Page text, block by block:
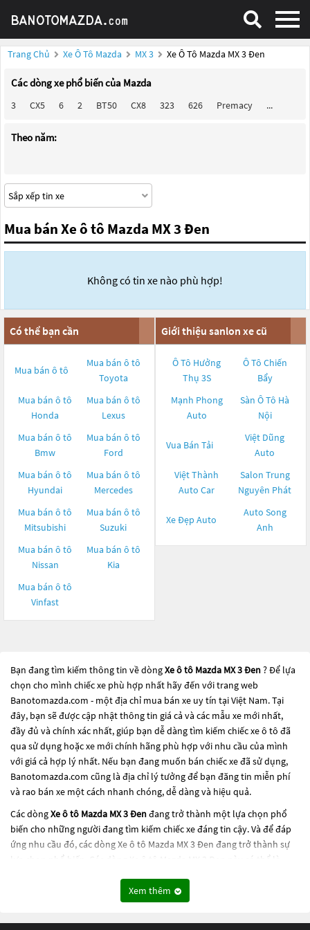
Trang Chủ Xe Ô Tô Mazda MX 3 Xe Ô Tô Mazda MX 3 Đen
Các dòng xe phổ biến của Mazda
3 CX5 6 2 BT50 CX8 323 626 Premacy ...
Theo năm:
Mua bán Xe ô tô Mazda MX 3 Đen
Không có tin xe nào phù hợp!
Có thể bạn cần
Mua bán ô tô
Mua bán ô tô
Toyota
Mua bán ô tô
Honda
Mua bán ô tô
Lexus
Mua bán ô tô
Bmw
Mua bán ô tô
Ford
Mua bán ô tô
Hyundai
Mua bán ô tô
Mercedes
Mua bán ô tô
Mitsubishi
Mua bán ô tô
Suzuki
Mua bán ô tô
Nissan
Mua bán ô tô
Kia
Mua bán ô tô
Vinfast
Giới thiệu sanlon xe cũ
Ô Tô Hưởng
Thụ 3S
Ô Tô Chiến
Bẩy
Mạnh Phong
Auto
Sàn Ô Tô Hà
Nội
Vua Bán Tải
Việt Dũng
Auto
Việt Thành
Auto Car
Salon Trung
Nguyên Phát
Xe Đẹp Auto
Auto Song
Anh
Bạn đang tìm kiếm thông tin về dòngXe ô tô Mazda MX 3 Đen? Để lựa
chọn cho mình chiếc xe phù hợp nhất hãy đến với trang web
Banotomazda.com - một địa chỉ mua bán xe uy tín tại Việt Nam. Tại
đây, bạn sẽ được cập nhật thông tin giá cả và các mẫu xe mới nhất,
đầy đủ và chính xác nhất, giúp bạn dễ dàng tìm kiếm chiếc xe ô tô đã
qua sử dụng hoặc xe mới chính hãng phù hợp với nhu cầu của mình
với giá cả hợp lý nhất. Nếu bạn đang muốn bán chiếc xe đã sử dụng,
Banotomazda.com cũng là địa chỉ lý tưởng để bạn đăng tin miễn phí
và rao bán xe một cách nhanh chóng, dễ dàng và hiệu quả.
Các dòngXe ô tô Mazda MX 3 Đenđang trở thành một lựa chọn phổ
biến cho những người đang tìm kiếm chiếc xe đáng tin cậy. Và để đáp
ứng nhu cầu đó, các dòngXe ô tô Mazda MX 3 Đen đang trở thành sự
lựa chọn phổ biến. Các dòng
này có thể là
thiết kế hiện đại và công nghệ tiên tiến. Các dòng
này đều được kiểm tra và bảo dưỡng kỹ lưỡng để đảm bảo chất
lượng và hiệu suất tốt nhất. Nếu bạn đang tìm kiếm một chiếc xe, hãy
Xem thêm